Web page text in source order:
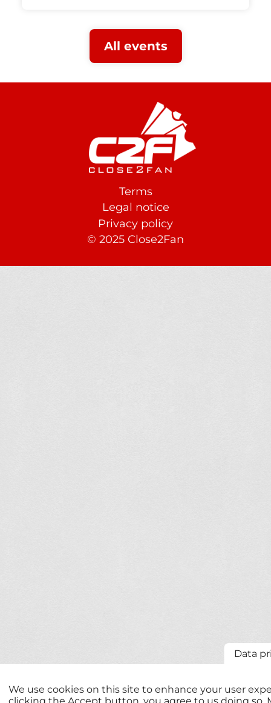
All events
Terms
Legal notice
Privacy policy
© 2025 Close2Fan
Data
We use cookies on this site to enhance your user